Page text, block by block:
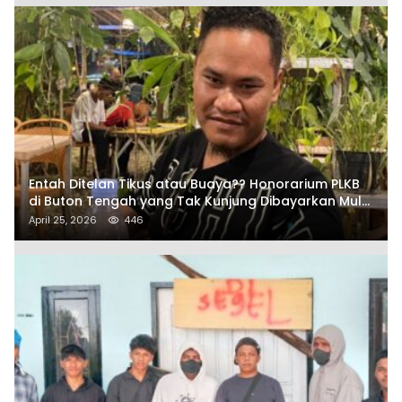
Entah Ditelan Tikus atau Buaya?? Honorarium PLKB
di Buton Tengah yang Tak Kunjung Dibayarkan Mulai
Disorot SAMURAIS
April 25, 2026 446